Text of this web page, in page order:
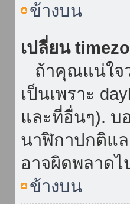
ข้างบน
เปลี่ยน
ถ้าคุณแน่ใจว่
เป็นเพราะ
และที่อื่นๆ). บ
นาฬิกาปกติแ
อาจผิดพลาด
ข้างบน